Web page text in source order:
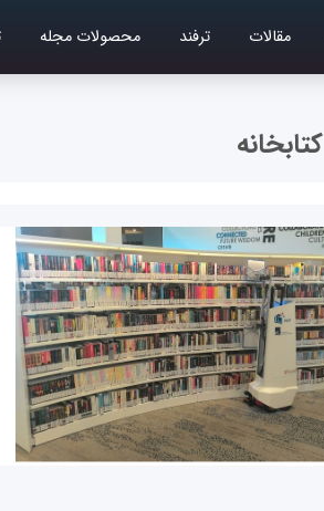
مقالات ترفند محصولات مجله
کتابخانه